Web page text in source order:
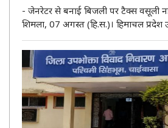
लगेगी बिजली ड्यूटी : हिमाचल उच्च
- जेनरेटर से बनाई बिजली पर टैक्स वसूली
शिमला, 07 अगस्त (हि.स.)। हिमाचल प्रदेश
दौरान डीजल जेनरेटर या किसी अन्य
बिजली..